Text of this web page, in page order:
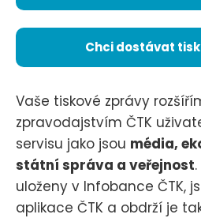
Chci dostávat
Vaše tiskové zprávy
zpravodajstvím ČTK
servisu jako jsou média,
státní správa a veřejnost
uloženy v Infobance ČTK,
aplikace ČTK a obdrží je